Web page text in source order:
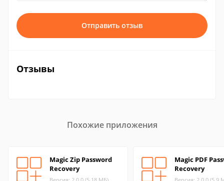
Отправить отзыв
Отзывы
Похожие приложения
Magic Zip Password
Recovery
Magic PDF
Recovery